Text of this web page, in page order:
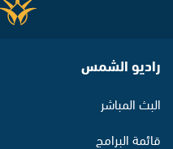
راديو الشمس
البث المباشر
قائمة البرامج